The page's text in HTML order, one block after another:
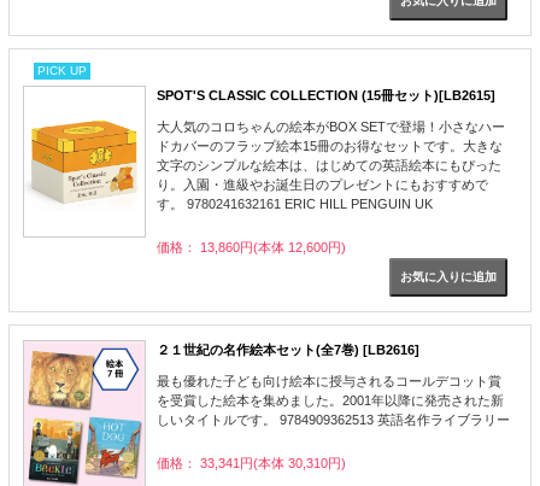
PICK UP
SPOT'S CLASSIC COLLECTION (15冊セット)[LB2615]
大人気のコロちゃんの絵本がBOX SETで登場！小さなハー
ドカバーのフラップ絵本15冊のお得なセットです。大きな
文字のシンプルな絵本は、はじめての英語絵本にもぴった
り。入園・進級やお誕生日のプレゼントにもおすすめで
す。 9780241632161 ERIC HILL PENGUIN UK
価格： 13,860円(本体 12,600円)
２１世紀の名作絵本セット(全7巻) [LB2616]
最も優れた子ども向け絵本に授与されるコールデコット賞
を受賞した絵本を集めました。2001年以降に発売された新
しいタイトルです。 9784909362513 英語名作ライブラリー
価格： 33,341円(本体 30,310円)